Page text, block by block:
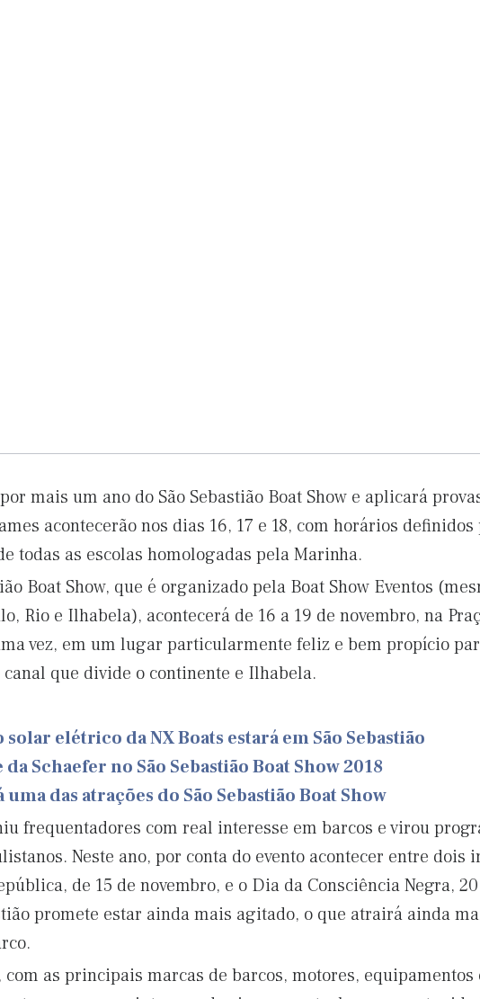
mais um ano do São Sebastião Boat Show e aplicará
acontecerão nos dias 16, 17 e 18, com horários definidos
todas as escolas homologadas pela Marinha.
Boat Show, que é organizado pela Boat Show Eventos
Rio e Ilhabela), acontecerá de 16 a 19 de novembro, na
vez, em um lugar particularmente feliz e bem propício
que divide o continente e Ilhabela.
elétrico da NX Boats estará em São Sebastião
Schaefer no São Sebastião Boat Show 2018
das atrações do São Sebastião Boat Show
frequentadores com real interesse em barcos e virou
Neste ano, por conta do evento acontecer entre dois
de 15 de novembro, e o Dia da Consciência Negra,
promete estar ainda mais agitado, o que atrairá ainda
as principais marcas de barcos, motores, equipamentos